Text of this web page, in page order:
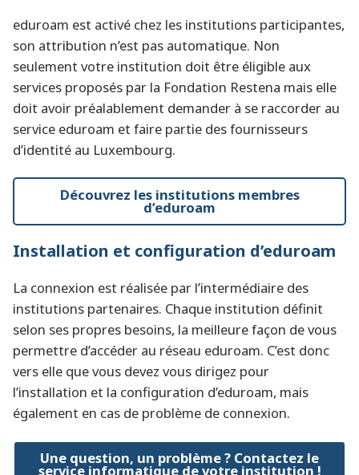
eduroam est activé chez les institutions participantes,
son attribution n’est pas automatique. Non
seulement votre institution doit être éligible aux
services proposés par la Fondation Restena mais elle
doit avoir préalablement demander à se raccorder au
service eduroam et faire partie des fournisseurs
d’identité au Luxembourg.
Découvrez les institutions membres
d’eduroam
Installation et configuration d’eduroam
La connexion est réalisée par l’intermédiaire des
institutions partenaires. Chaque institution définit
selon ses propres besoins, la meilleure façon de vous
permettre d’accéder au réseau eduroam. C’est donc
vers elle que vous devez vous dirigez pour
l’installation et la configuration d’eduroam, mais
également en cas de problème de connexion.
Une question, un problème ? Contactez le
service informatique de votre institution !